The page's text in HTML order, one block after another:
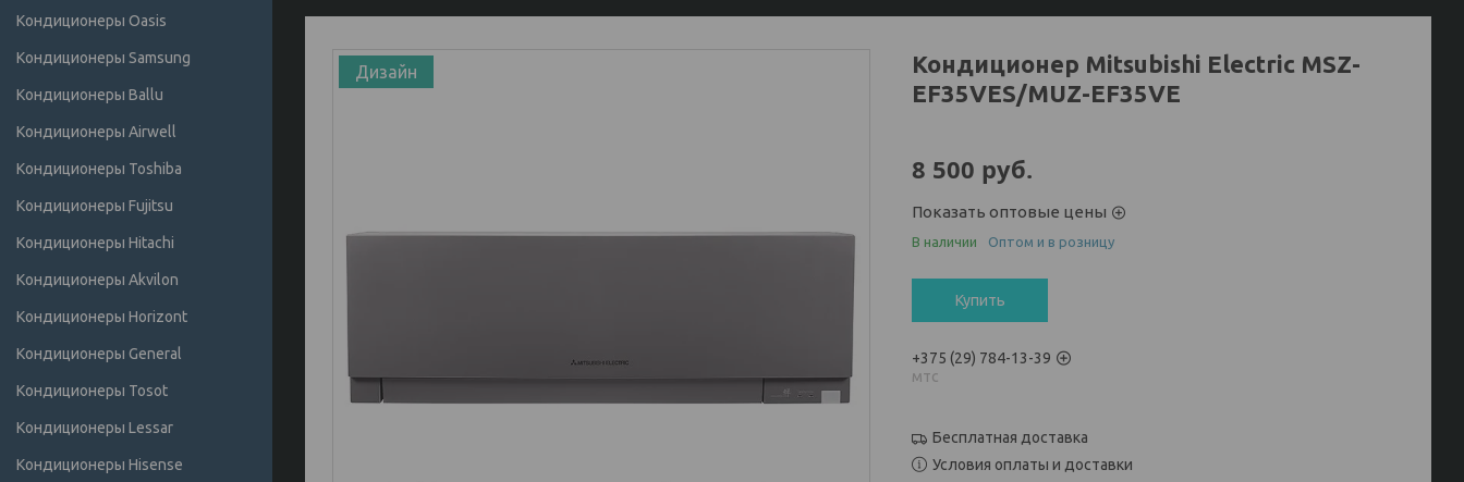
Дизайн
Кондиционер Mitsubishi Electric MSZ-
EF35VES/MUZ-EF35VE
8 500 руб.
Показать оптовые цены
В наличии Оптом и в розницу
Купить
+375 (29) 784-13-39
мтс
Бесплатная доставка
Условия оплаты и доставки
Кондиционеры Oasis
Кондиционеры Samsung
Кондиционеры Ballu
Кондиционеры Airwell
Кондиционеры Toshiba
Кондиционеры Fujitsu
Кондиционеры Hitachi
Кондиционеры Akvilon
Кондиционеры Horizont
Кондиционеры General
Кондиционеры Tosot
Кондиционеры Lessar
Кондиционеры Hisense